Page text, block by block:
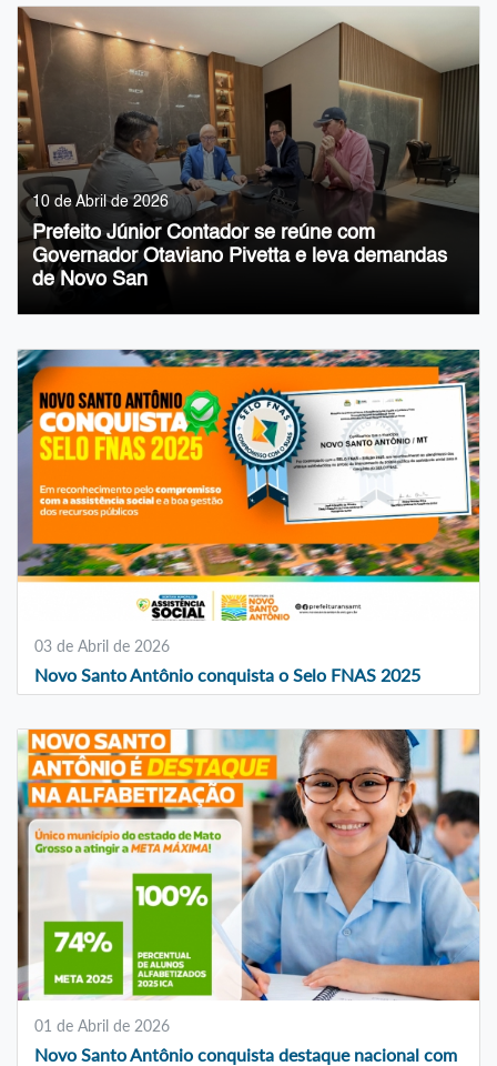
10 de Abril de 2026
Prefeito Júnior Contador se reúne com
Governador Otaviano Pivetta e leva demandas
de Novo San
03 de Abril de 2026
Novo Santo Antônio conquista o Selo FNAS 2025
01 de Abril de 2026
Novo Santo Antônio conquista destaque nacional com